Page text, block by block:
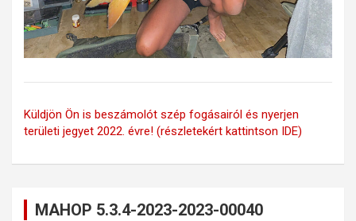
Küldjön Ön is beszámolót szép fogásairól és nyerjen
területi jegyet 2022. évre! (részletekért kattintson IDE)
MAHOP 5.3.4-2023-2023-00040